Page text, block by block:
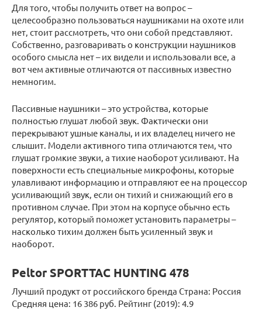
Для того, чтобы получить ответ на вопрос –
целесообразно пользоваться наушниками на охоте или
нет, стоит рассмотреть, что они собой представляют.
Собственно, разговаривать о конструкции наушников
особого смысла нет – их видели и использовали все, а
вот чем активные отличаются от пассивных известно
немногим.
Пассивные наушники – это устройства, которые
полностью глушат любой звук. Фактически они
перекрывают ушные каналы, и их владелец ничего не
слышит. Модели активного типа отличаются тем, что
глушат громкие звуки, а тихие наоборот усиливают. На
поверхности есть специальные микрофоны, которые
улавливают информацию и отправляют ее на процессор
усиливающий звук, если он тихий и снижающий его в
противном случае. При этом на корпусе обычно есть
регулятор, который поможет установить параметры –
насколько тихим должен быть усиленный звук и
наоборот.
Peltor SPORTTAC HUNTING 478
Лучший продукт от российского бренда Страна: Россия
Средняя цена: 16 386 руб. Рейтинг (2019): 4.9